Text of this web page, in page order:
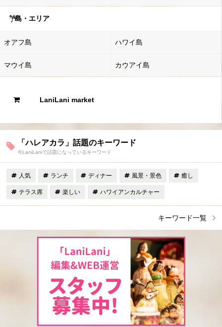
島・エリア
オアフ島 ハワイ島
マウイ島 カウアイ島
LaniLani market
「ハレアカラ」話題のキーワード
今LaniLaniで話題になっているキーワード
人気 ランチ ディナー 風景・景色 癒し
テラス席 楽しい ハワイアンカルチャー
キーワード一覧